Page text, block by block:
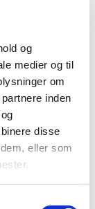
og
medier og til
om
inden
disse
eller som
solist og
Han
optræden,
for